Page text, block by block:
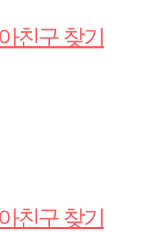
친구 찾기
친구 찾기